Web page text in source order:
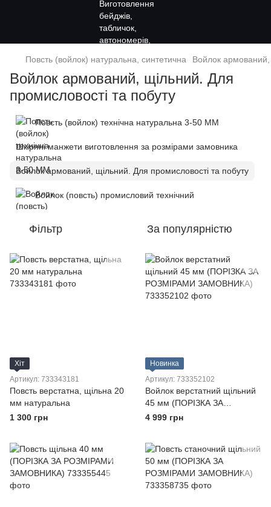
Повсть (войлок) натуральна, синтетична Войлок армований,
Войлок армований, щільний. Для
промисловості та побуту
Повсть (войлок) технічна натуральна 3-50 ММ
Шкіряні манжети виготовлення за розмірами замовника
Войлок армований, щільний. Для промисловості та побуту
Войлок (повсть) промисловий технічний
Фільтр За популярністю
Хіт
Артикул: 733343181
Повсть верстатна, щільна 20
мм натуральна
1 300 грн
Новинка
Артикул: 733352102
Войлок верстатний щільний
45 мм (ПОРІЗКА ЗА
РОЗМІРАМИ ЗАМОВНИКА)
4 999 грн